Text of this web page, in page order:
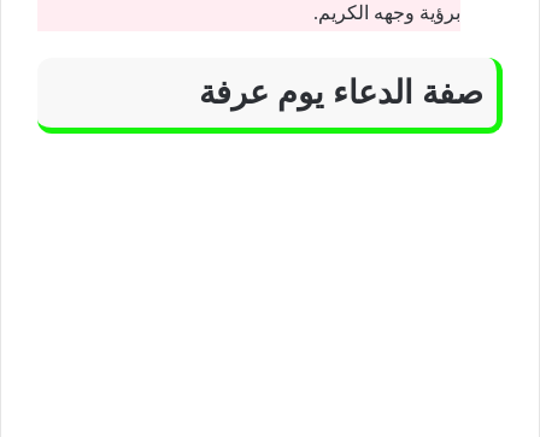
برؤية وجهه الكريم.
صفة الدعاء يوم عرفة